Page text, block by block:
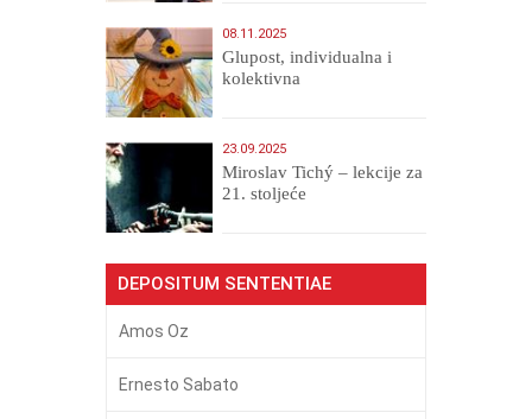
08.11.2025
Glupost, individualna i
kolektivna
23.09.2025
Miroslav Tichý – lekcije za
21. stoljeće
DEPOSITUM SENTENTIAE
Amos Oz
Ernesto Sabato